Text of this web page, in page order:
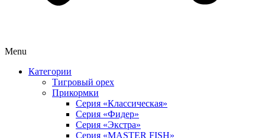
Menu
Категории
Тигровый орех
Прикормки
Серия «Классическая»
Серия «Фидер»
Серия «Экстра»
Серия «MASTER FISH»